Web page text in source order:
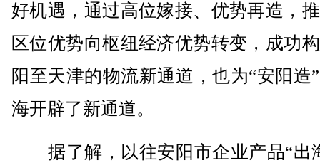
好机遇，通过高位嫁接、优势再造，
区位优势向枢纽经济优势转变，成功
阳至天津的物流新通道，也为“安阳造
海开辟了新通道。
据了解，以往安阳市企业产品“出